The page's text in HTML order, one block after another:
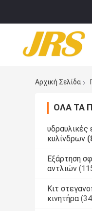
Αρχική Σελίδα
ΌΛΑ ΤΑ
υδραυλικές
κυλίνδρων
Εξάρτηση
αντλιών
Κιτ
κινητήρα